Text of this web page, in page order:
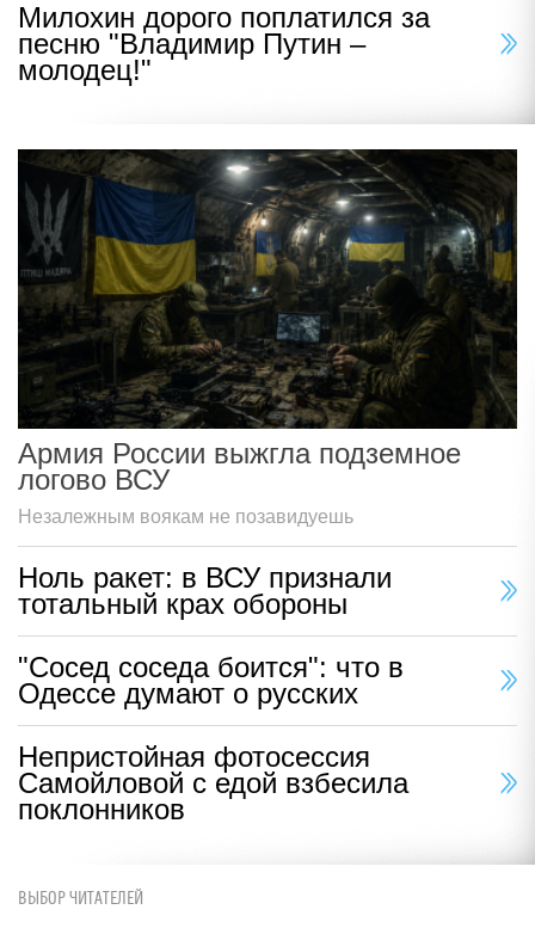
Милохин дорого поплатился за
песню "Владимир Путин –
молодец!"
Армия России выжгла подземное
логово ВСУ
Незалежным воякам не позавидуешь
Ноль ракет: в ВСУ признали
тотальный крах обороны
"Сосед соседа боится": что в
Одессе думают о русских
Непристойная фотосессия
Самойловой с едой взбесила
поклонников
ВЫБОР ЧИТАТЕЛЕЙ